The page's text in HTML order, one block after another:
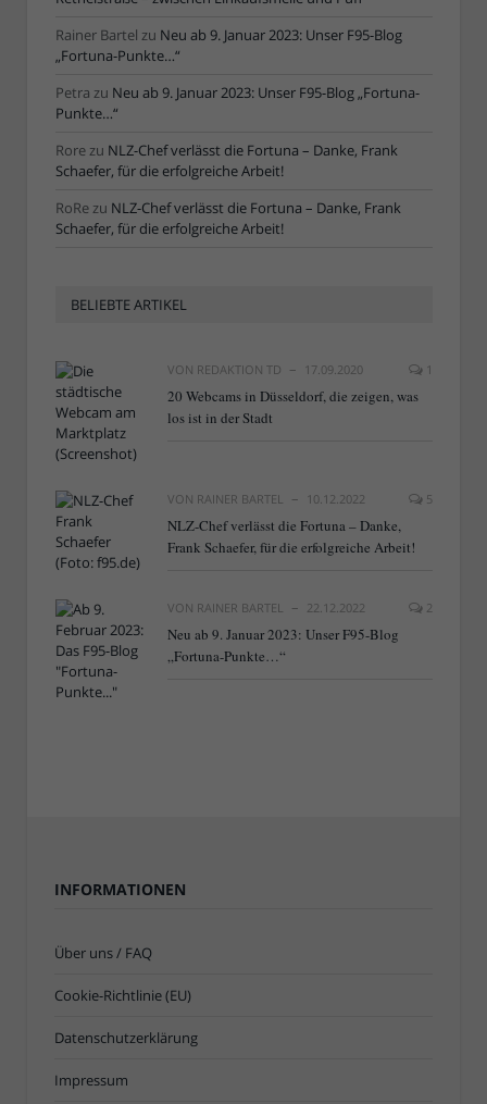
Rainer Bartel zu Neu ab 9. Januar 2023: Unser F95-Blog
„Fortuna-Punkte…“
Petra zu Neu ab 9. Januar 2023: Unser F95-Blog „Fortuna-
Punkte…“
Rorezu NLZ-Chef verlässt die Fortuna – Danke, Frank
Schaefer, für die erfolgreiche Arbeit!
RoRezu NLZ-Chef verlässt die Fortuna – Danke, Frank
Schaefer, für die erfolgreiche Arbeit!
BELIEBTE ARTIKEL
VON REDAKTION TD 17.09.2020 1
20 Webcams in Düsseldorf, die zeigen, was
los ist in der Stadt
VON RAINER BARTEL 10.12.2022 5
NLZ-Chef verlässt die Fortuna – Danke,
Frank Schaefer, für die erfolgreiche Arbeit!
VON RAINER BARTEL 22.12.2022 2
Neu ab 9. Januar 2023: Unser F95-Blog
„Fortuna-Punkte…“
INFORMATIONEN
Über uns / FAQ
Cookie-Richtlinie (EU)
Datenschutzerklärung
Impressum